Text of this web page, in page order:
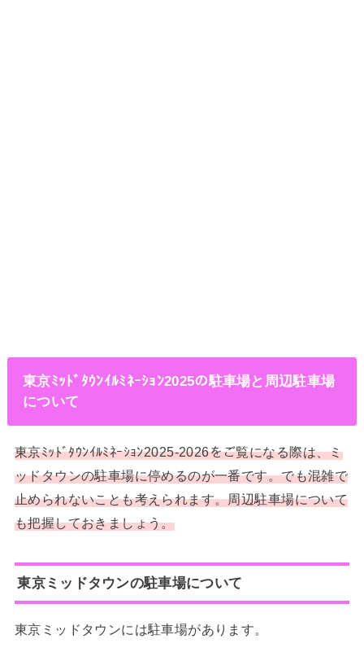
東京ﾐｯﾄﾞﾀｳﾝｲﾙﾐﾈｰｼｮﾝ2025の駐車場と周辺駐車場
について
東京ﾐｯﾄﾞﾀｳﾝｲﾙﾐﾈｰｼｮﾝ2025-2026をご覧になる際は、ミ
ッドタウンの駐車場に停めるのが一番です。でも混雑で
止められないことも考えられます。周辺駐車場について
も把握しておきましょう。
東京ミッドタウンの駐車場について
東京ミッドタウンには駐車場があります。